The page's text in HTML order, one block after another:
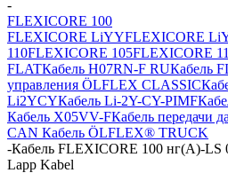
-
FLEXICORE 100
FLEXICORE LiYYFLEXICORE
110FLEXICORE 105FLEXICORE
FLATКабель H07RN-F RUКабель
управления ÖLFLEX CLASSIC
Li2YCYКабель Li-2Y-CY-PIMF
Кабель X05VV-FКабель передачи
CAN Кабель ÖLFLEX® TRUCK
-Кабель FLEXICORE 100 нг(А)-LS
Lapp Kabel